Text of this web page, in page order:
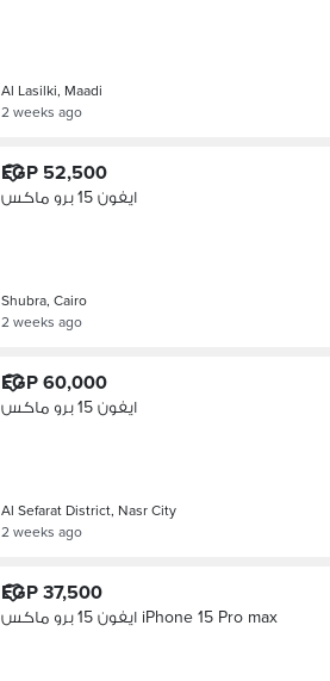
Al Lasilki, Maadi
2 weeks ago
EGP 52,500
ايفون 15 برو ماكس
Shubra, Cairo
2 weeks ago
EGP 60,000
ايفون 15 برو ماكس
Al Sefarat District, Nasr City
2 weeks ago
EGP 37,500
ايفون 15 برو ماكس iPhone 15 Pro max